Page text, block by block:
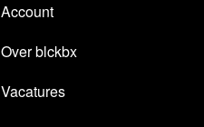
Account
Over blckbx
Vacatures